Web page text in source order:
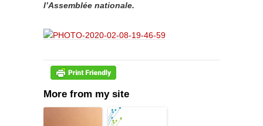
l’Assemblée nationale.
More from my site